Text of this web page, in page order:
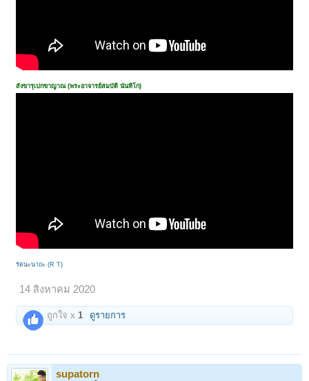
สังขารุเปกขาญาณ (พระอาจารย์สมบัติ นันทิโก)
รัตนะนาถะ (R T)
14 สิงหาคม 2020
ถูกใจ x 1 ดูรายการ
supatorn